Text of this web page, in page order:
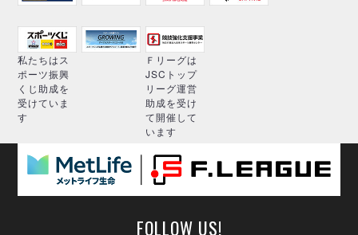
私たちはス
ポーツ振興
くじ助成を
受けていま
す
Ｆリーグは
JSCトップ
リーグ運営
助成を受け
て開催して
います
FOLLOW US!